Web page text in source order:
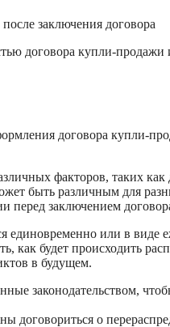
заключения договора
договора купли-
договора купли-
факторов, таких как
быть различным для
перед заключением
единовременно или в виде
как будет происходить
в будущем.
законодательством,
договориться о